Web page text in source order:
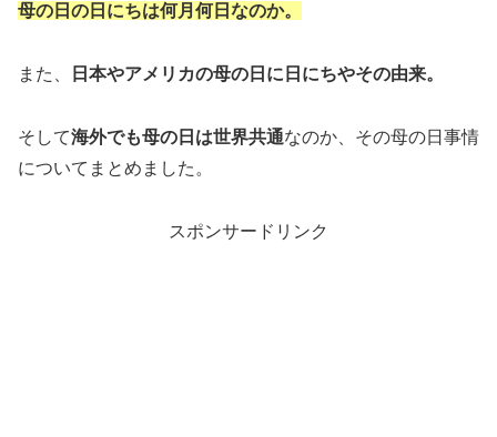
母の日の日にちは何月何日なのか。
また、 日本やアメリカの母の日に日にちやその由来。
そして海外でも母の日は世界共通なのか、その母の日事情
についてまとめました。
スポンサードリンク